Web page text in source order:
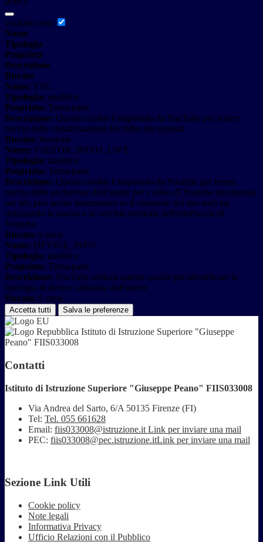
youtube.com
Nome
Tipologia
Proprieta
Descrizione
Durata
Nome: YSC
Tipologia: analitico
Proprieta: Terza-parte
Descrizione: Questo cookie è impostato da YouTube per tenere
traccia delle visualizzazioni dei video incorporati.
Durata: Sessione
Nome: VISITOR_INFO1_LIVE
Tipologia: analitico
Proprieta: Terza-parte
Descrizione: Questo cookie è impostato da Youtube per tenere
traccia delle preferenze dell'utente per i video di Youtube incorporati
nei siti; può anche determinare se il visitatore del sito web sta
utilizzando la nuova o la vecchia versione dell'interfaccia di
Youtube.
Durata: 6 mesi
Nome: DEVICE_INFO
Tipologia: analitico
Proprieta: Terza-parte
Descrizione: YouTube utilizza questo cookie per identificare la
tipologia di device utilizzata dall'utente
Durata: 6 mesi
Accetta tutti Salva le preferenze
Istituto di Istruzione Superiore "Giuseppe
Peano" FIIS033008
Contatti
Istituto di Istruzione Superiore "Giuseppe Peano" FIIS033008
Via Andrea del Sarto, 6/A 50135 Firenze (FI)
Tel: Tel. 055 661628
Email: fiis033008@istruzione.it Link per inviare una mail
PEC: fiis033008@pec.istruzione.itLink per inviare una mail
Sezione Link Utili
Cookie policy
Note legali
Informativa Privacy
Ufficio Relazioni con il Pubblico